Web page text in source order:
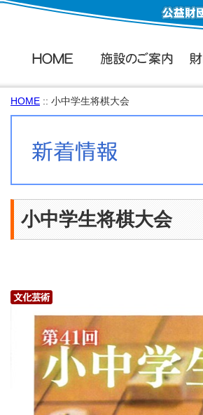
HOME :: 小中学生将棋大会
小中学生将棋大会